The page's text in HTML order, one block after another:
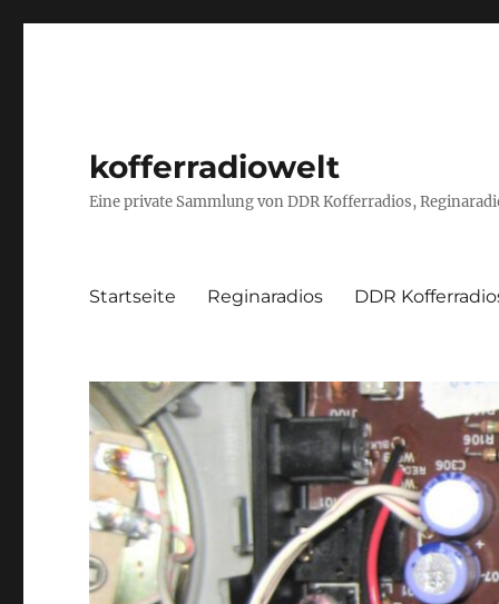
kofferradiowelt
Eine private Sammlung von DDR Kofferradios,
Startseite Reginaradios DDR